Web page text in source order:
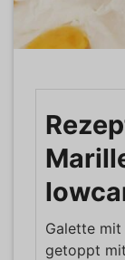
Galette mit
getoppt